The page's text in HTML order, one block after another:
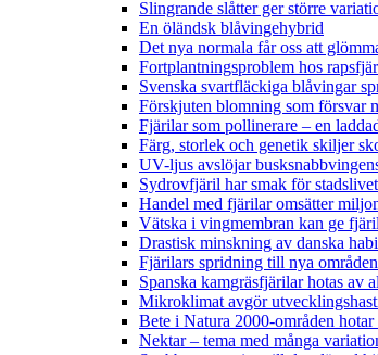
Slingrande slåtter ger större
En öländsk blåvingehybrid
Det nya normala får oss att
Fortplantningsproblem hos
Svenska svartfläckiga blåvingar
Förskjuten blomning som försvar
Fjärilar som pollinerare – en
Färg, storlek och genetik skiljer
UV-ljus avslöjar
Sydrovfjäril har smak för stadslivet
Handel med fjärilar omsätter
Vätska i vingmembran kan ge
Drastisk minskning av danska
Fjärilars spridning till nya
Spanska kamgräsfjärilar hotas av
Mikroklimat avgör
Bete i Natura 2000-områden
Nektar – tema med många